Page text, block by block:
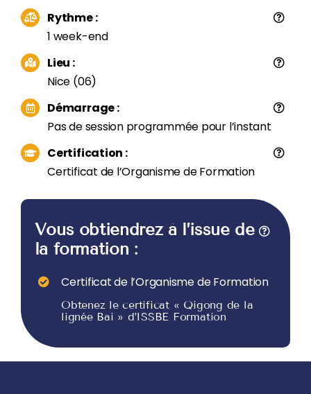
Rythme :
1 week-end
Lieu :
Nice (06)
Démarrage :
Pas de session programmée pour l’instant
Certification :
Certificat de l’Organisme de Formation
Vous obtiendrez à l’issue de
la formation :
Certificat de l’Organisme de Formation
Obtenez le certificat « Qigong de la
lignée Bai » d’ISSBE Formation